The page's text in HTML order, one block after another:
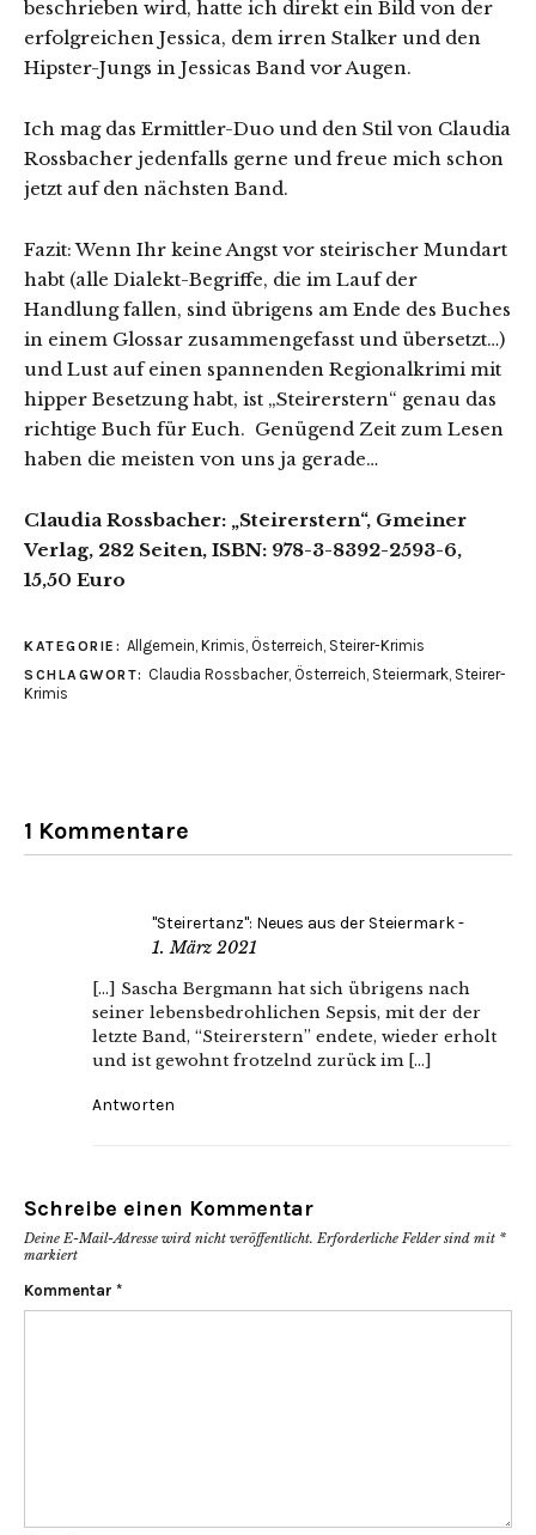
beschrieben wird, hatte ich direkt ein Bild von der
erfolgreichen Jessica, dem irren Stalker und den
Hipster-Jungs in Jessicas Band vor Augen.
Ich mag das Ermittler-Duo und den Stil von Claudia
Rossbacher jedenfalls gerne und freue mich schon
jetzt auf den nächsten Band.
Fazit: Wenn Ihr keine Angst vor steirischer Mundart
habt (alle Dialekt-Begriffe, die im Lauf der
Handlung fallen, sind übrigens am Ende des Buches
in einem Glossar zusammengefasst und übersetzt…)
und Lust auf einen spannenden Regionalkrimi mit
hipper Besetzung habt, ist „Steirerstern“ genau das
richtige Buch für Euch. Genügend Zeit zum Lesen
haben die meisten von uns ja gerade…
Claudia Rossbacher: „Steirerstern“, Gmeiner
Verlag, 282 Seiten, ISBN: 978-3-8392-2593-6,
15,50 Euro
KATEGORIE: Allgemein, Krimis, Österreich, Steirer-Krimis
SCHLAGWORT: Claudia Rossbacher, Österreich, Steiermark, Steirer-
Krimis
1 Kommentare
"Steirertanz": Neues aus der Steiermark -
1. März 2021
[…] Sascha Bergmann hat sich übrigens nach
seiner lebensbedrohlichen Sepsis, mit der der
letzte Band, “Steirerstern” endete, wieder erholt
und ist gewohnt frotzelnd zurück im […]
Antworten
Schreibe einen Kommentar
Deine E-Mail-Adresse wird nicht veröffentlicht. Erforderliche Felder sind mit *
markiert
Kommentar *